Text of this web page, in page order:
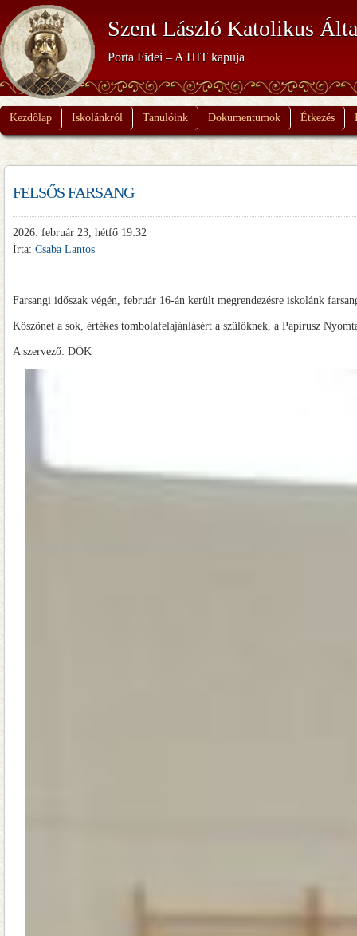
Szent László Katolikus
Porta Fidei – A HIT kapuja
Kezdőlap Iskolánkról Tanulóink Dokumentumok Étkezés
FELSŐS FARSANG
2026. február 23, hétfő 19:32
Írta: Csaba Lantos
Farsangi időszak végén, február 16-án került megrendezésre iskolánk
Köszönet a sok, értékes tombolafelajánlásért a szülőknek, a Papirusz
A szervező: DÖK